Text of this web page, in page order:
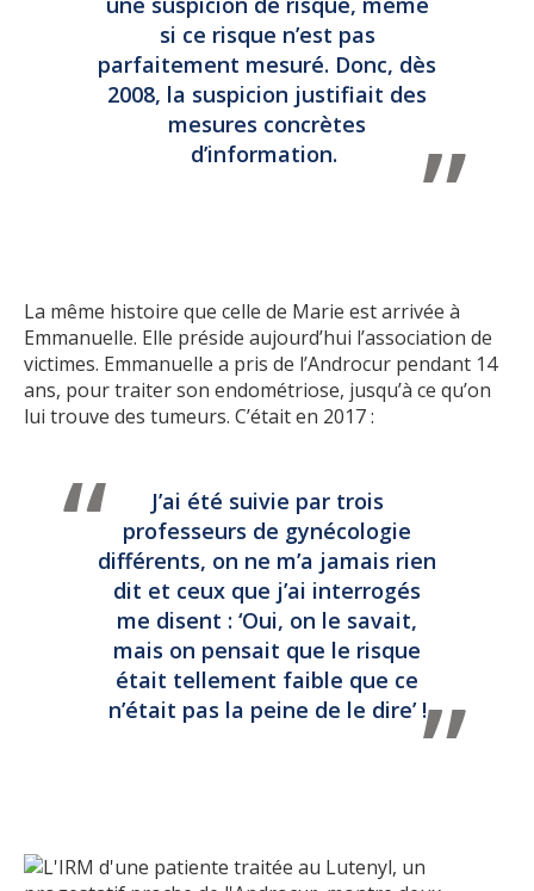
si ce risque n’est pas
parfaitement mesuré. Donc, dès
2008, la suspicion justifiait des
mesures concrètes
d’information.
La même histoire que celle de Marie est arrivée à
Emmanuelle. Elle préside aujourd’hui l’association de
victimes. Emmanuelle a pris de l’Androcur pendant 14
ans, pour traiter son endométriose, jusqu’à ce qu’on
lui trouve des tumeurs. C’était en 2017 :
J’ai été suivie par trois
professeurs de gynécologie
différents, on ne m’a jamais rien
dit et ceux que j’ai interrogés
me disent : ‘Oui, on le savait,
mais on pensait que le risque
était tellement faible que ce
n’était pas la peine de le dire’ !